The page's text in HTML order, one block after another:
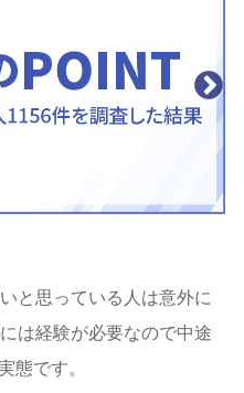
と思っている人は意外に
は経験が必要なので中途
態です。